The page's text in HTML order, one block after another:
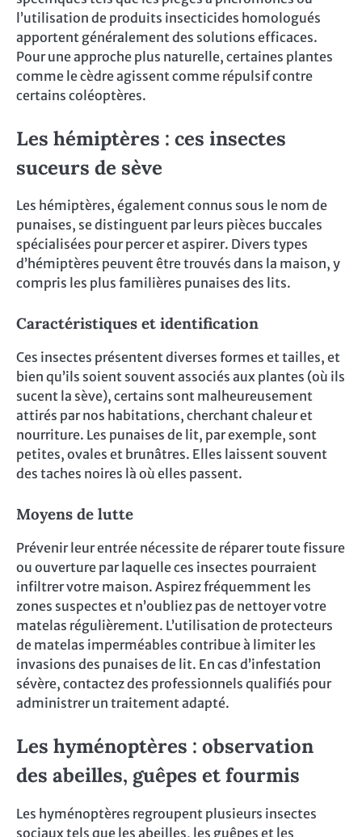
l’utilisation de produits insecticides homologués
apportent généralement des solutions efficaces.
Pour une approche plus naturelle, certaines plantes
comme le cèdre agissent comme répulsif contre
certains coléoptères.
Les hémiptères : ces insectes
suceurs de sève
Les hémiptères, également connus sous le nom de
punaises, se distinguent par leurs pièces buccales
spécialisées pour percer et aspirer. Divers types
d’hémiptères peuvent être trouvés dans la maison, y
compris les plus familières punaises des lits.
Caractéristiques et identification
Ces insectes présentent diverses formes et tailles, et
bien qu’ils soient souvent associés aux plantes (où ils
sucent la sève), certains sont malheureusement
attirés par nos habitations, cherchant chaleur et
nourriture. Les punaises de lit, par exemple, sont
petites, ovales et brunâtres. Elles laissent souvent
des taches noires là où elles passent.
Moyens de lutte
Prévenir leur entrée nécessite de réparer toute fissure
ou ouverture par laquelle ces insectes pourraient
infiltrer votre maison. Aspirez fréquemment les
zones suspectes et n’oubliez pas de nettoyer votre
matelas régulièrement. L’utilisation de protecteurs
de matelas imperméables contribue à limiter les
invasions des punaises de lit. En cas d’infestation
sévère, contactez des professionnels qualifiés pour
administrer un traitement adapté.
Les hyménoptères : observation
des abeilles, guêpes et fourmis
Les hyménoptères regroupent plusieurs insectes
sociaux tels que les abeilles, les guêpes et les